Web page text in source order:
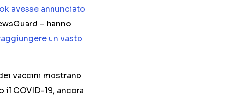
avesse annunciato
– hanno
un vasto
vaccini mostrano
COVID-19, ancora